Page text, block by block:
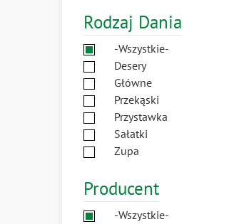
Rodzaj Dania
-Wszystkie-
Desery
Główne
Przekąski
Przystawka
Sałatki
Zupa
Producent
-Wszystkie-